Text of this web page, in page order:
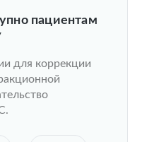
пациентам
для коррекции